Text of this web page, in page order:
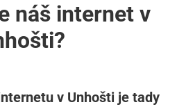
náš internet v
v Unhošti je tady